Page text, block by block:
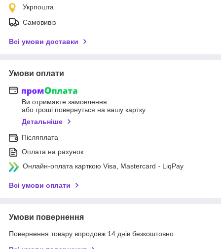
Укрпошта
Самовивіз
Всі умови доставки
Умови оплати
Ви отримаєте замовлення
або гроші повернуться на вашу картку
Детальніше
Післяплата
Оплата на рахунок
Онлайн-оплата карткою Visa, Mastercard - LiqPay
Всі умови оплати
Умови повернення
Повернення товару впродовж 14 днів безкоштовно